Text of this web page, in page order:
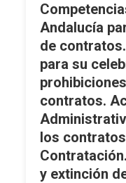
Andalucía
de
para su
contratos.
los
y extinción